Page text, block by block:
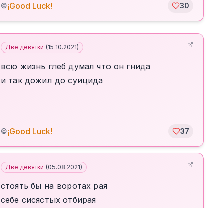
©¡Good Luck! 30
Две девятки (15.10.2021)
всю жизнь глеб думал что он гнида
и так дожил до суицида
©¡Good Luck! 37
Две девятки (05.08.2021)
стоять бы на воротах рая
себе сисястых отбирая